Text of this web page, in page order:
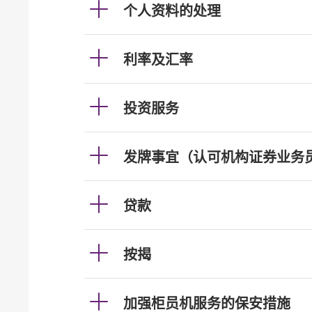
个人资料的处理
利率及汇率
投资服务
发牌事宜（认可机构证券业务
贷款
按揭
加强柜员机服务的保安措施